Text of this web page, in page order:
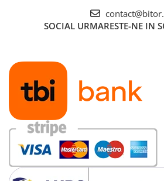
SOCIAL URMARESTE-NE IN